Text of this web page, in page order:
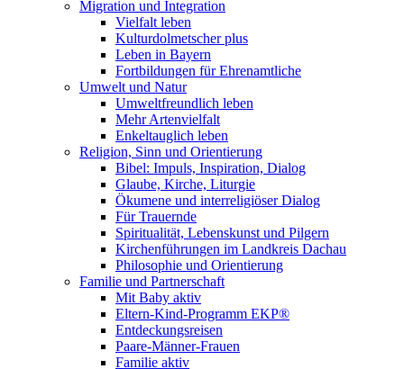
Migration und Integration
Vielfalt leben
Kulturdolmetscher plus
Leben in Bayern
Fortbildungen für Ehrenamtliche
Umwelt und Natur
Umweltfreundlich leben
Mehr Artenvielfalt
Enkeltauglich leben
Religion, Sinn und Orientierung
Bibel: Impuls, Inspiration, Dialog
Glaube, Kirche, Liturgie
Ökumene und interreligiöser Dialog
Für Trauernde
Spiritualität, Lebenskunst und Pilgern
Kirchenführungen im Landkreis Dachau
Philosophie und Orientierung
Familie und Partnerschaft
Mit Baby aktiv
Eltern-Kind-Programm EKP®
Entdeckungsreisen
Paare-Männer-Frauen
Familie aktiv